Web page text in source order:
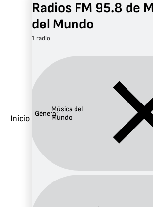
Inicio
Radios
Radios
Música
Género:
del
Radios FM 95.8 de
del Mundo
1 radio
Género:Música del
Mundo